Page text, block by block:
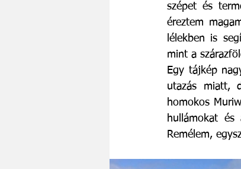
szépet és
éreztem
lélekben is
mint a
Egy tájkép
utazás miatt,
homokos
hullámokat és
Remélem,